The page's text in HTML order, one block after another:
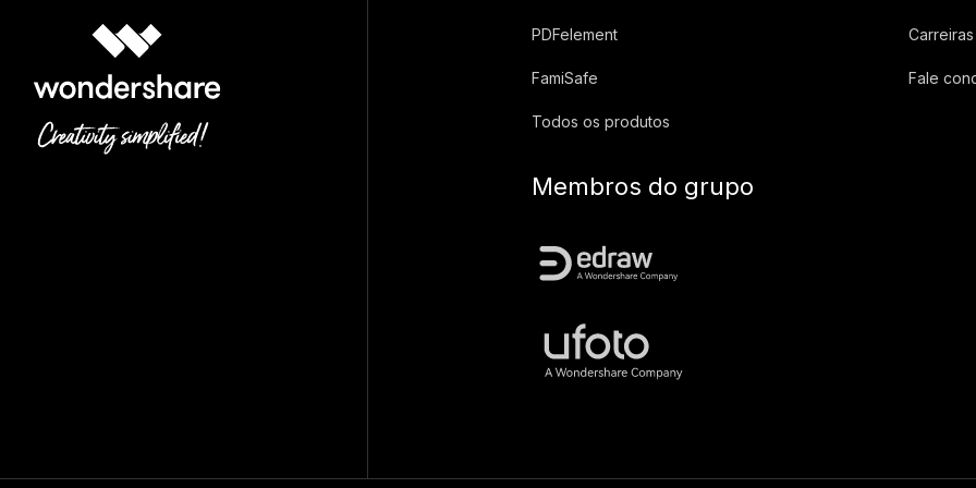
PDFelement
FamiSafe
Todos os produtos
Carreiras
Fale
Membros do grupo